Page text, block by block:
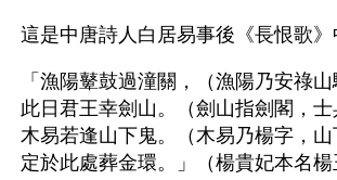
這是中唐詩人白居易事後《長恨歌》
「漁陽鼙鼓過潼關，（漁陽乃安祿山
此日君王幸劍山。（劍山指劍閣，士
木易若逢山下鬼。（木易乃楊字，山
定於此處葬金環。」（楊貴妃本名楊